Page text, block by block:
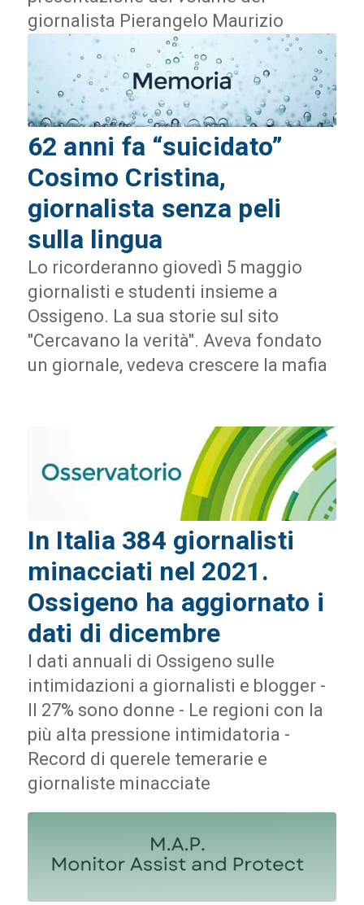
giornalista Pierangelo Maurizio
62 anni fa “suicidato”
Cosimo Cristina,
giornalista senza peli
sulla lingua
Lo ricorderanno giovedì 5 maggio
giornalisti e studenti insieme a
Ossigeno. La sua storie sul sito
"Cercavano la verità". Aveva fondato
un giornale, vedeva crescere la mafia
In Italia 384 giornalisti
minacciati nel 2021.
Ossigeno ha aggiornato i
dati di dicembre
I dati annuali di Ossigeno sulle
intimidazioni a giornalisti e blogger -
Il 27% sono donne - Le regioni con la
più alta pressione intimidatoria -
Record di querele temerarie e
giornaliste minacciate